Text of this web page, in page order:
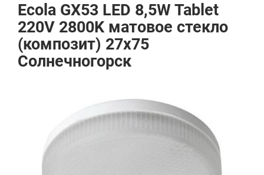
Ecola GX53 LED 8,5W Tablet
220V 2800K матовое стекло
(композит) 27x75
Солнечногорск